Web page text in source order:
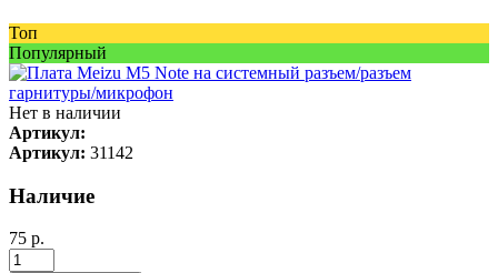
Топ
Популярный
Нет в наличии
Артикул:
Артикул: 31142
Наличие
75 р.